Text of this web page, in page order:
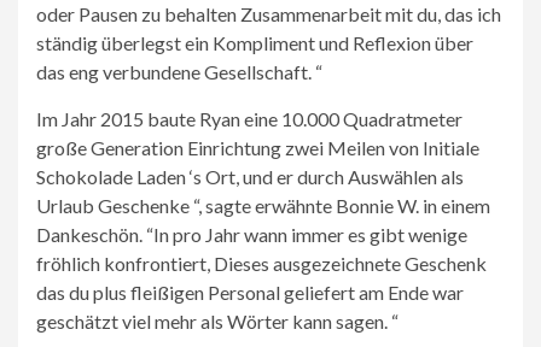
oder Pausen zu behalten Zusammenarbeit mit du, das ich
ständig überlegst ein Kompliment und Reflexion über
das eng verbundene Gesellschaft. “
Im Jahr 2015 baute Ryan eine 10.000 Quadratmeter
große Generation Einrichtung zwei Meilen von Initiale
Schokolade Laden ‘s Ort, und er durch Auswählen als
Urlaub Geschenke “, sagte erwähnte Bonnie W. in einem
Dankeschön. “In pro Jahr wann immer es gibt wenige
fröhlich konfrontiert, Dieses ausgezeichnete Geschenk
das du plus fleißigen Personal geliefert am Ende war
geschätzt viel mehr als Wörter kann sagen. “